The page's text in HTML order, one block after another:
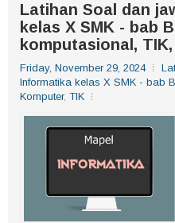
Latihan Soal dan
kelas X SMK - bab
komputasional,
Friday, November 29, 2024
Informatika kelas X SMK - bab
Komputer, TIK